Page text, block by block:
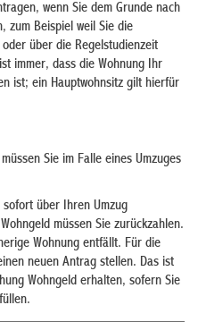
wenn Sie dem Grunde nach
zum Beispiel weil Sie die
über die Regelstudienzeit
immer, dass die Wohnung Ihr
ist; ein Hauptwohnsitz gilt hierfür
Sie im Falle eines Umzuges
sofort über Ihren Umzug
müssen Sie zurückzahlen.
Wohnung entfällt. Für die
neuen Antrag stellen. Das ist
Wohngeld erhalten, sofern Sie